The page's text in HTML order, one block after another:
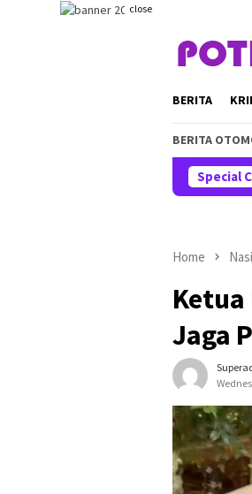
close
BERITA
BERITA
Special
Home
Jaga